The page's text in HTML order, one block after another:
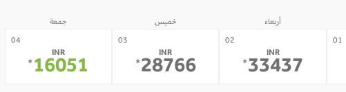
أربعاء خميس جمعة
01
02
INR
33437
*
03
INR
28766
*
04
INR
16051
*